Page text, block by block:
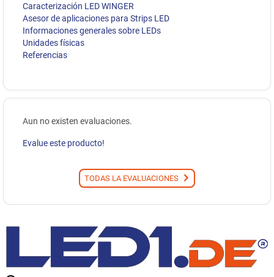
Caracterización LED WINGER
Asesor de aplicaciones para Strips LED
Informaciones generales sobre LEDs
Unidades físicas
Referencias
Aun no existen evaluaciones.
Evalue este producto!
TODAS LA EVALUACIONES